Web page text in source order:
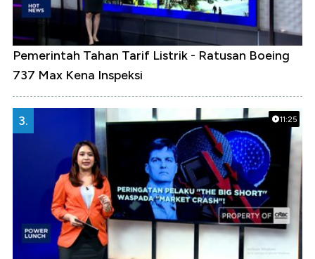
Pemerintah Tahan Tarif Listrik - Ratusan Boeing
737 Max Kena Inspeksi
11:25
3.